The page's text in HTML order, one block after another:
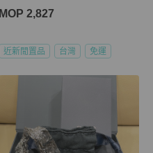
MOP 2,827
近新閒置品 台灣 免運